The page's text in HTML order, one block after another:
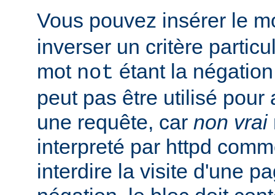
Vous pouvez insérer le
inverser un critère
mot not étant la
peut pas être utilisé pour
une requête, car non vrai
interpreté par httpd
interdire la visite d'une